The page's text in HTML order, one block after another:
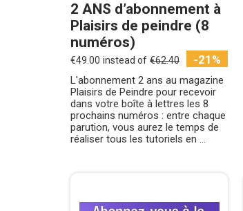
2 ANS d’abonnement à
Plaisirs de peindre (8
numéros)
€49.00 instead of €62.40 -21%
L'abonnement 2 ans au magazine
Plaisirs de Peindre pour recevoir
dans votre boîte à lettres les 8
prochains numéros : entre chaque
parution, vous aurez le temps de
réaliser tous les tutoriels en ...